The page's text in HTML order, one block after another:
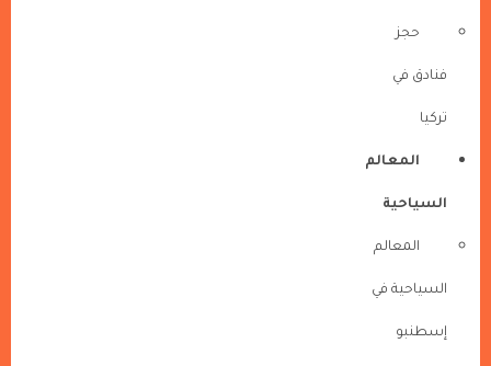
حجز
فنادق في
تركيا
المعالم
السياحية
المعالم
السياحية في
إسطنبو